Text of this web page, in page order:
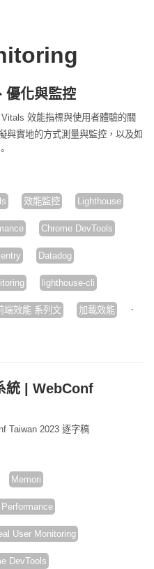
優化與監控
效能指標與使用者體驗的關
與實地的方式測量與監控，以及如
效能監控 Lighthouse
Chrome DevTools
Datadog
lighthouse-cli
端效能 系列文 加載效能 ·
統 | WebConf
Taiwan 2023 逐字稿
Memori
Performance
User Monitoring
DevTools